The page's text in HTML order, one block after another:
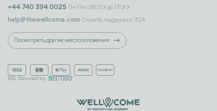
+44 740 394 0025 Пн-Пят 08:30 до 17:00
help@thewellcome.com Служба поддержки 7/24
Посмотреть другие местоположения